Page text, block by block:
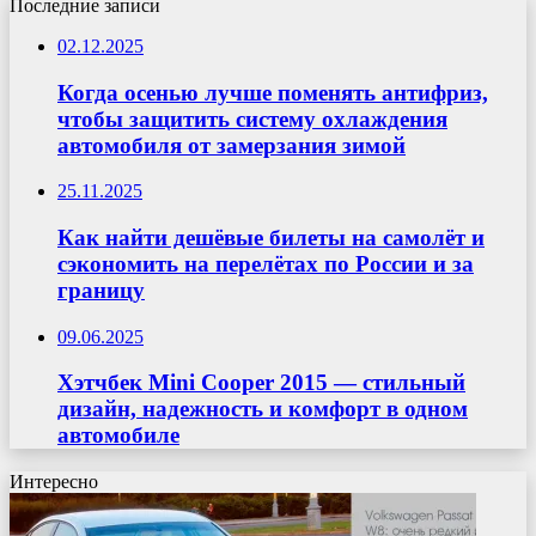
Последние записи
02.12.2025
Когда осенью лучше поменять антифриз,
чтобы защитить систему охлаждения
автомобиля от замерзания зимой
25.11.2025
Как найти дешёвые билеты на самолёт и
сэкономить на перелётах по России и за
границу
09.06.2025
Хэтчбек Mini Cooper 2015 — стильный
дизайн, надежность и комфорт в одном
автомобиле
Интересно